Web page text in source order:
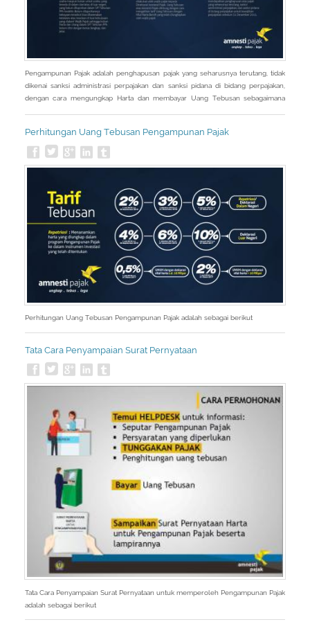
Pengampunan Pajak adalah penghapusan pajak yang seharusnya terutang, tidak
dikenai sanksi administrasi perpajakan dan sanksi pidana di bidang perpajakan,
dengan cara mengungkap Harta dan membayar Uang Tebusan sebagaimana
Perhitungan Uang Tebusan Pengampunan Pajak
Perhitungan Uang Tebusan Pengampunan Pajak adalah sebagai berikut
Tata Cara Penyampaian Surat Pernyataan
Tata Cara Penyampaian Surat Pernyataan untuk memperoleh Pengampunan Pajak
adalah sebagai berikut